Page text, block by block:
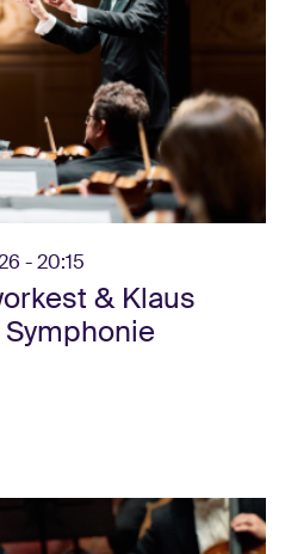
- 20:15
& Klaus